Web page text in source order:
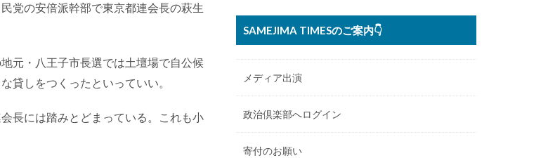
党の安倍派幹部で東京都連会長の萩生
元・八王子市長選では土壇場で自公候
貸しをつくったといっていい。
長には踏みとどまっている。これも小
SAMEJIMA TIMESのご案内👇
メディア出演
政治倶楽部へログイン
寄付のお願い